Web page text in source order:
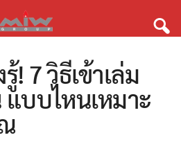
7 วิธีเข้าเล่ม
บบไหนเหมาะ